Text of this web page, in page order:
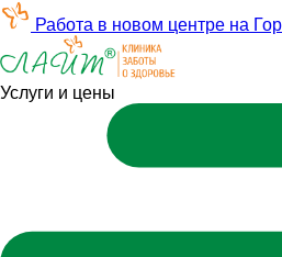
Работа в новом центре на
Услуги и цены